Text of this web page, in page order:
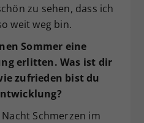
zu sehen, dass ich
weit weg bin.
Sommer eine
erlitten. Was ist dir
zufrieden bist du
Schmerzen im